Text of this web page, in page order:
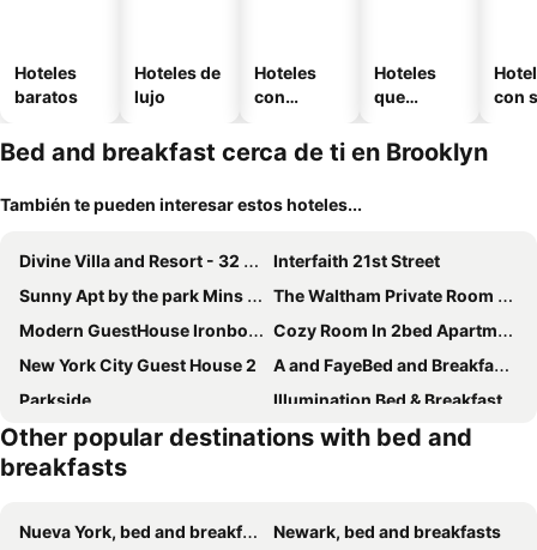
Hoteles
baratos
Hoteles de
lujo
Hoteles
con
Hoteles
que
mascotas
con
Bed and breakfast cerca de ti en Brooklyn
También te pueden interesar estos hoteles...
Divine Villa and Resort - 32 Evergreen
Interfaith 21st Street
Sunny Apt by the park Mins away from midtown New York
The Waltham Private Room & bathroom John F Kennedy JFK LGA Airport Manhattan Penn Station bullet-train 15 min
Modern GuestHouse Ironbound Newark with KITCHEN-FastTrainToNYC-OneStopToAirport
Cozy Room In 2bed Apartment Near To Manhattan
New York City Guest House 2
A and FayeBed and Breakfast, Inc,
Parkside
Illumination Bed & Breakfast
Best Deal - NYC Private Room w/ Shared Bathroom
The Marquee House
Cozy apartment with city skyline. Easy commute midtown Manhattan.
The Melva Inn - Harlem
Northern Lights Mansion
Other popular destinations with bed and
breakfasts
Nueva York, bed and breakfasts
Newark, bed and breakfasts